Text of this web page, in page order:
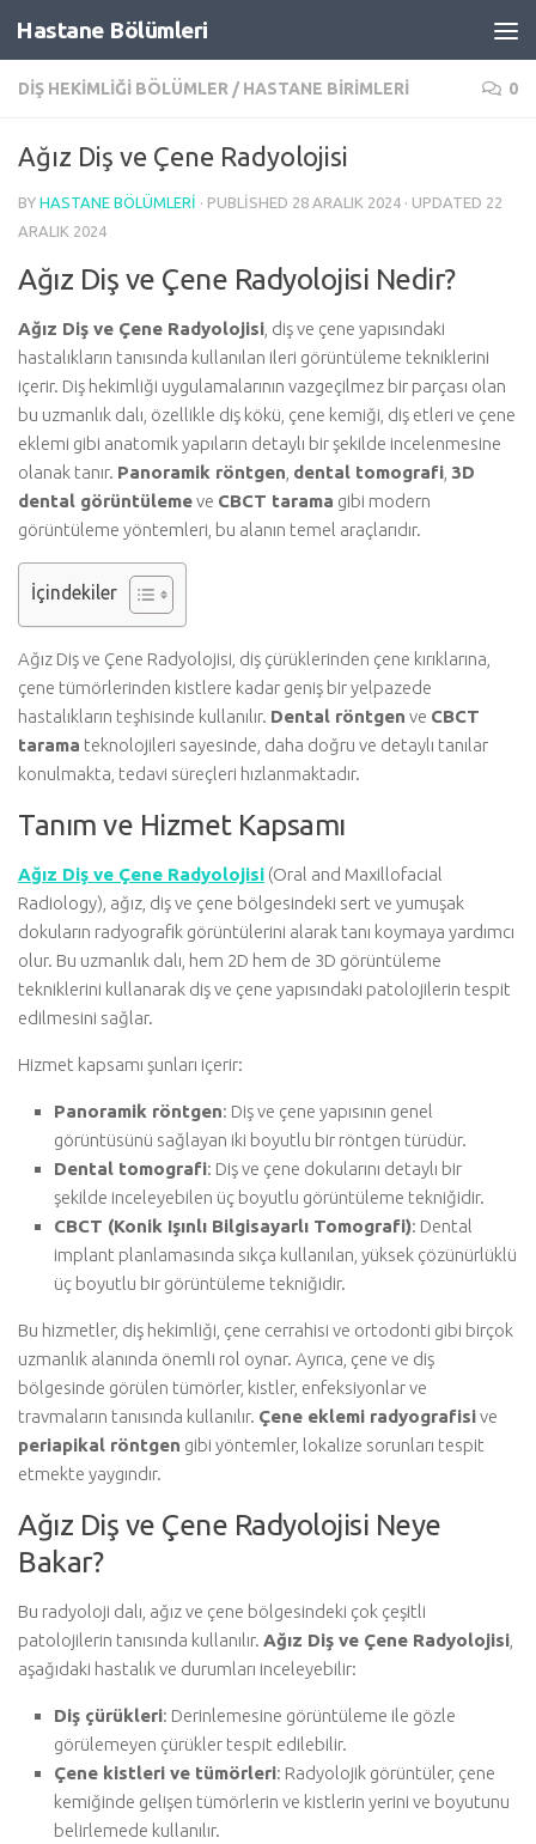
Skip to content
Hastane Bölümleri
DIŞ HEKIMLIĞI BÖLÜMLER / HASTANE BIRIMLERI 0
Ağız Diş ve Çene Radyolojisi
BY HASTANE BÖLÜMLERI · PUBLISHED 28 ARALIK 2024 · UPDATED 22
ARALIK 2024
Ağız Diş ve Çene Radyolojisi Nedir?
Ağız Diş ve Çene Radyolojisi , diş ve çene yapısındaki
hastalıkların tanısında kullanılan ileri görüntüleme tekniklerini
içerir. Diş hekimliği uygulamalarının vazgeçilmez bir parçası olan
bu uzmanlık dalı, özellikle diş kökü, çene kemiği, diş etleri ve çene
eklemi gibi anatomik yapıların detaylı bir şekilde incelenmesine
olanak tanır. Panoramik röntgen dental tomografi 3D
dental görüntülemeve CBCT tarama gibi modern
görüntüleme yöntemleri, bu alanın temel araçlarıdır.
İçindekiler
Ağız Diş ve Çene Radyolojisi, diş çürüklerinden çene kırıklarına,
çene tümörlerinden kistlere kadar geniş bir yelpazede
hastalıkların teşhisinde kullanılır. Dental röntgen ve CBCT
tarama teknolojileri sayesinde, daha doğru ve detaylı tanılar
konulmakta, tedavi süreçleri hızlanmaktadır.
Tanım ve Hizmet Kapsamı
Ağız Diş ve Çene Radyolojisi (Oral and Maxillofacial
Radiology), ağız, diş ve çene bölgesindeki sert ve yumuşak
dokuların radyografik görüntülerini alarak tanı koymaya yardımcı
olur. Bu uzmanlık dalı, hem 2D hem de 3D görüntüleme
tekniklerini kullanarak diş ve çene yapısındaki patolojilerin tespit
edilmesini sağlar.
Hizmet kapsamı şunları içerir:
Panoramik röntgen: Diş ve çene yapısının genel
görüntüsünü sağlayan iki boyutlu bir röntgen türüdür.
Dental tomografi: Diş ve çene dokularını detaylı bir
şekilde inceleyebilen üç boyutlu görüntüleme tekniğidir.
CBCT (Konik Işınlı Bilgisayarlı Tomografi): Dental
implant planlamasında sıkça kullanılan, yüksek çözünürlüklü
üç boyutlu bir görüntüleme tekniğidir.
Bu hizmetler, diş hekimliği, çene cerrahisi ve ortodonti gibi birçok
uzmanlık alanında önemli rol oynar. Ayrıca, çene ve diş
bölgesinde görülen tümörler, kistler, enfeksiyonlar ve
travmaların tanısında kullanılır. Çene eklemi radyografisive
periapikal röntgen gibi yöntemler, lokalize sorunları tespit
etmekte yaygındır.
Ağız Diş ve Çene Radyolojisi Neye
Bakar?
Bu radyoloji dalı, ağız ve çene bölgesindeki çok çeşitli
patolojilerin tanısında kullanılır. Ağız Diş ve Çene Radyolojisi
aşağıdaki hastalık ve durumları inceleyebilir:
Diş çürükleri: Derinlemesine görüntüleme ile gözle
görülemeyen çürükler tespit edilebilir.
Çene kistleri ve tümörleri: Radyolojik görüntüler, çene
kemiğinde gelişen tümörlerin ve kistlerin yerini ve boyutunu
belirlemede kullanılır.